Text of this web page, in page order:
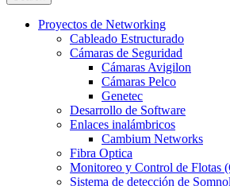
Proyectos de Networking
Cableado Estructurado
Cámaras de Seguridad
Cámaras Avigilon
Cámaras Pelco
Genetec
Desarrollo de Software
Enlaces inalámbricos
Cambium Networks
Fibra Optica
Monitoreo y Control de Flotas
Sistema de detección de